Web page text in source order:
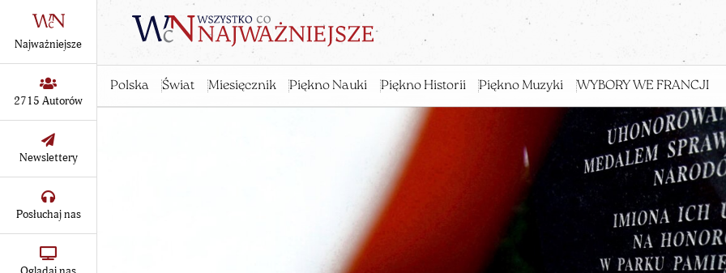
Polska Świat Miesięcznik Piękno Nauki Piękno Historii Piękno Muzyki WYBORY WE FRANCJI
Najważniejsze
2715 Autorów
Newslettery
Posłuchaj nas